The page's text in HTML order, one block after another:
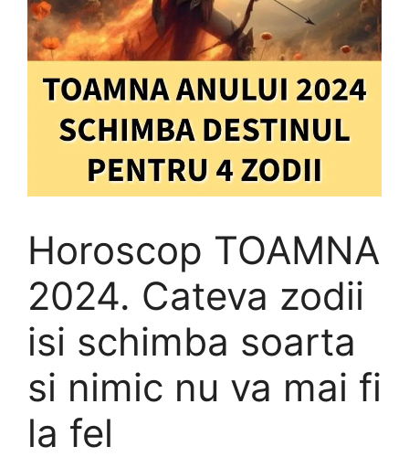
Horoscop TOAMNA
2024. Cateva zodii
isi schimba soarta
si nimic nu va mai fi
la fel